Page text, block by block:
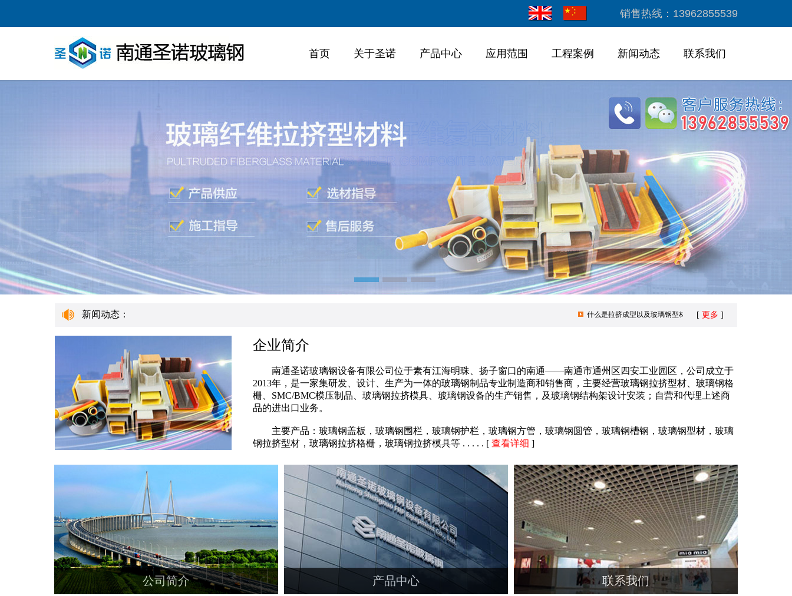
销售热线：13962855539
首页 关于圣诺 产品中心 应用范围 工程案例 新闻动态 联系我们
新闻动态： 什么是拉挤成型以及玻璃钢型材的优势? 玻璃钢拉挤型材在化
[ 更多 ]
企业简介
南通圣诺玻璃钢设备有限公司位于素有江海明珠、扬子窗口的南通——南通市通州区四安工业园区，公司成立于
2013年，是一家集研发、设计、生产为一体的玻璃钢制品专业制造商和销售商，主要经营玻璃钢拉挤型材、玻璃钢格
栅、SMC/BMC模压制品、玻璃钢拉挤模具、玻璃钢设备的生产销售，及玻璃钢结构架设计安装；自营和代理上述商
品的进出口业务。
主要产品：玻璃钢盖板，玻璃钢围栏，玻璃钢护栏，玻璃钢方管，玻璃钢圆管，玻璃钢槽钢，玻璃钢型材，玻璃
钢拉挤型材，玻璃钢拉挤格栅，玻璃钢拉挤模具等 . . . . . [ 查看详细 ]
公司简介 产品中心 联系我们
玻璃钢梅花管 玻璃钢工字梁 玻璃钢爬梯防滑条 玻璃钢空心板 拉挤型材